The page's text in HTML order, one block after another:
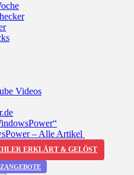
Videos
– Alle Artikel
ERKLÄRT & GELÖST